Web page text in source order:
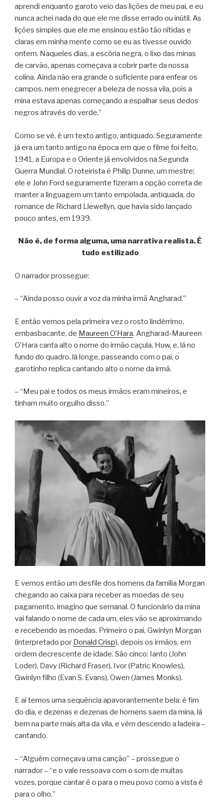
aprendi enquanto garoto veio das lições de meu pai, e eu
nunca achei nada do que ele me disse errado ou inútil. As
lições simples que ele me ensinou estão tão nítidas e
claras em minha mente como se eu as tivesse ouvido
ontem. Naqueles dias, a escória negra, o lixo das minas
de carvão, apenas começava a cobrir parte da nossa
colina. Ainda não era grande o suficiente para enfear os
campos, nem enegrecer a beleza de nossa vila, pois a
mina estava apenas começando a espalhar seus dedos
negros através do verde.”
Como se vê, é um texto antigo, antiquado. Seguramente
já era um tanto antigo na época em que o filme foi feito,
1941, a Europa e o Oriente já envolvidos na Segunda
Guerra Mundial. O roteirista é Philip Dunne, um mestre;
ele e John Ford seguramente fizeram a opção correta de
manter a linguagem um tanto empolada, antiquada, do
romance de Richard Llewellyn, que havia sido lançado
pouco antes, em 1939.
Não é, de forma alguma, uma narrativa realista. É
tudo estilizado
O narrador prossegue:
– “Ainda posso ouvir a voz da minha irmã Angharad.”
E então vemos pela primeira vez o rosto lindérrimo,
embasbacante, de Maureen O’Hara. Angharad-Maureen
O’Hara canta alto o nome do irmão caçula, Huw, e, lá no
fundo do quadro, lá longe, passeando com o pai, o
garotinho replica cantando alto o nome da irmã.
– “Meu pai e todos os meus irmãos eram mineiros, e
tinham muito orgulho disso.”
E vemos então um desfile dos homens da família Morgan
chegando ao caixa para receber as moedas de seu
pagamento, imagino que semanal. O funcionário da mina
vai falando o nome de cada um, eles vão se aproximando
e recebendo as moedas. Primeiro o pai, Gwinlyn Morgan
(interpretado por Donald Crisp), depois os irmãos, em
ordem decrescente de idade. São cinco: Ianto (John
Loder), Davy (Richard Fraser), Ivor (Patric Knowles),
Gwinlyn filho (Evan S. Evans), Owen (James Monks).
E aí temos uma sequência apavorantemente bela: é fim
do dia, e dezenas e dezenas de homens saem da mina, lá
bem na parte mais alta da vila, e vêm descendo a ladeira –
cantando.
– “Alguém começava uma canção” – prossegue o
narrador – “e o vale ressoava com o som de muitas
vozes, porque cantar é o para o meu povo como a vista é
para o olho.”